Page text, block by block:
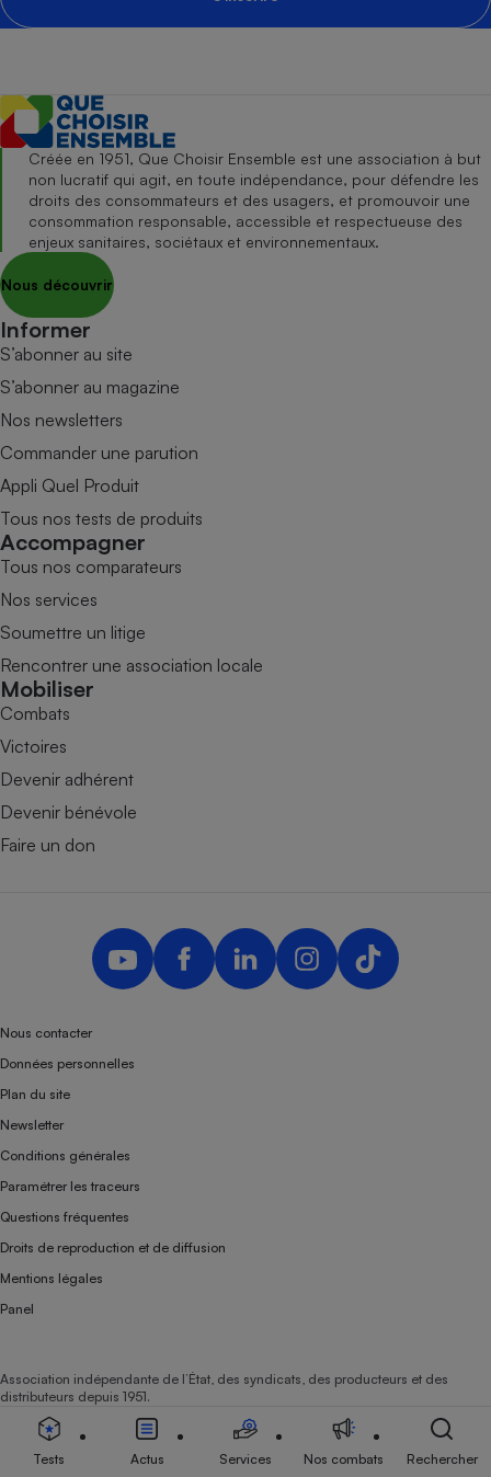
Créée en 1951, Que Choisir Ensemble est une association à but
non lucratif qui agit, en toute indépendance, pour défendre les
droits des consommateurs et des usagers, et promouvoir une
consommation responsable, accessible et respectueuse des
enjeux sanitaires, sociétaux et environnementaux.
Nous découvrir
Informer
S’abonner au site
S’abonner au magazine
Nos newsletters
Commander une parution
Appli Quel Produit
Tous nos tests de produits
Accompagner
Tous nos comparateurs
Nos services
Soumettre un litige
Rencontrer une association locale
Mobiliser
Combats
Victoires
Devenir adhérent
Devenir bénévole
Faire un don
Nous contacter
Données personnelles
Plan du site
Newsletter
Conditions générales
Paramétrer les traceurs
Questions fréquentes
Droits de reproduction et de diffusion
Mentions légales
Panel
Association indépendante de l’État, des syndicats, des producteurs et des
distributeurs depuis 1951.
Tests Actus Services Nos combats Rechercher